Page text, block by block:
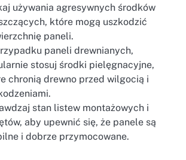
używania agresywnych środków
które mogą uszkodzić
paneli.
paneli drewnianych,
stosuj środki pielęgnacyjne,
chronią drewno przed wilgocią i
stan listew montażowych i
aby upewnić się, że panele są
i dobrze przymocowane.